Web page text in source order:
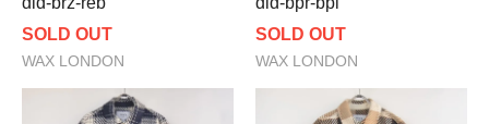
SOLD OUT
WAX LONDON
SOLD OUT
WAX LONDON